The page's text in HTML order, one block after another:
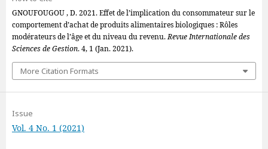
GNOUFOUGOU , D. 2021. Effet de l’implication du consommateur sur le
comportement d’achat de produits alimentaires biologiques : Rôles
modérateurs de l’âge et du niveau du revenu.Revue Internationale des
Sciences de Gestion. 4, 1 (Jan. 2021).
More Citation Formats
Issue
Vol. 4 No. 1 (2021)